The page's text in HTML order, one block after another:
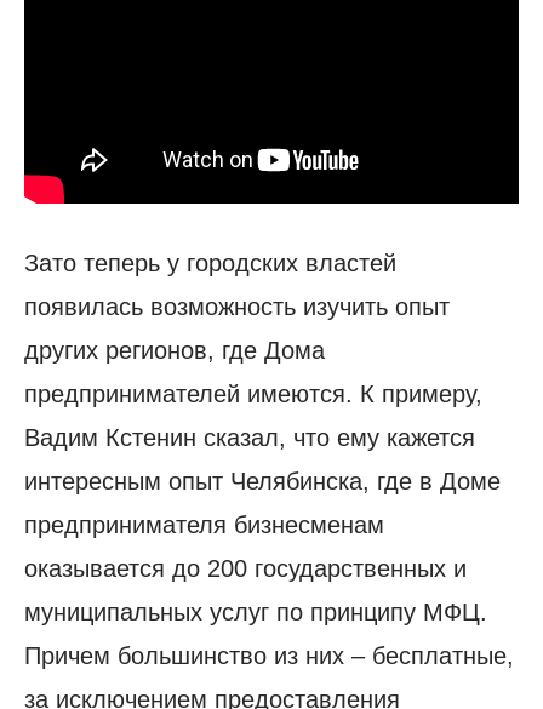
Зато теперь у городских властей
появилась возможность изучить опыт
других регионов, где Дома
предпринимателей имеются. К примеру,
Вадим Кстенин сказал, что ему кажется
интересным опыт Челябинска, где в Доме
предпринимателя бизнесменам
оказывается до 200 государственных и
муниципальных услуг по принципу МФЦ.
Причем большинство из них – бесплатные,
за исключением предоставления